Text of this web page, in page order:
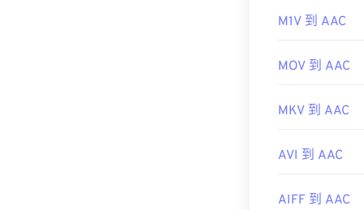
M1V 到 AAC
MOV 到 AAC
MKV 到 AAC
AVI 到 AAC
AIFF 到 AAC